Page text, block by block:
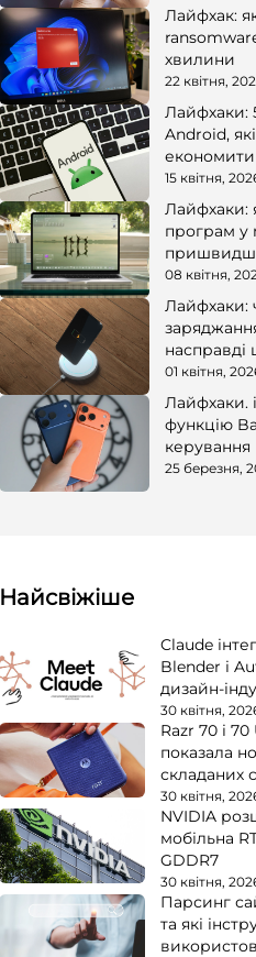
Лайфхак:
хвилини
22 квітня,
Лайфхаки:
Android,
економити
15 квітня,
Лайфхаки:
програм у
08 квітня,
Лайфхаки:
насправді
01 квітня,
Лайфхаки.
функцію
керування
25 березня,
Найсвіжіше
Claude
Blender і
дизайн-
30 квітня,
Razr 70 і
показала
складаних
30 квітня,
NVIDIA
мобільна
GDDR7
30 квітня,
Парсинг
та які